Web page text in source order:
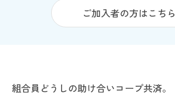
ご加入者の方はこちら
組合員どうしの助け合いコープ共済。